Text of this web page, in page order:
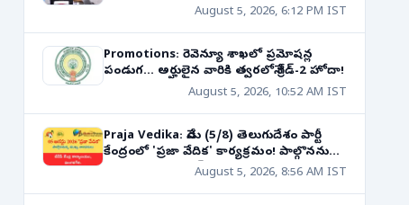
August 5, 2026, 6:12 PM IST
Promotions: రెవెన్యూ శాఖలో ప్రమోషన్ల
పండుగ... అర్హులైన వారికి త్వరలోనే గ్రేడ్-2 హోదా!
August 5, 2026, 10:52 AM IST
Praja Vedika: నేడు (5/8) తెలుగుదేశం పార్టీ
కేంద్రంలో 'ప్రజా వేదిక' కార్యక్రమం! పాల్గొననున్న
నాయకుల షెడ్యూల్!August 5, 2026, 8:56 AM IST